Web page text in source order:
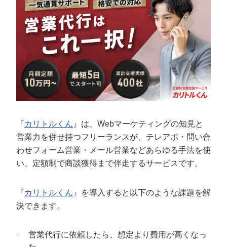
『カリトルくん 』は、Webマーケティングの知見と
営業力を併せ持つフリーランスが、テレアポ・問い合
わせフォーム営業・メール営業などあらゆる手法を使
い、定額制で商談獲得まで伴走するサービスです。
『カリトルくん 』を導入すると以下のような課題を解
決できます。
営業代行に依頼したら、想定より費用が高くなっ